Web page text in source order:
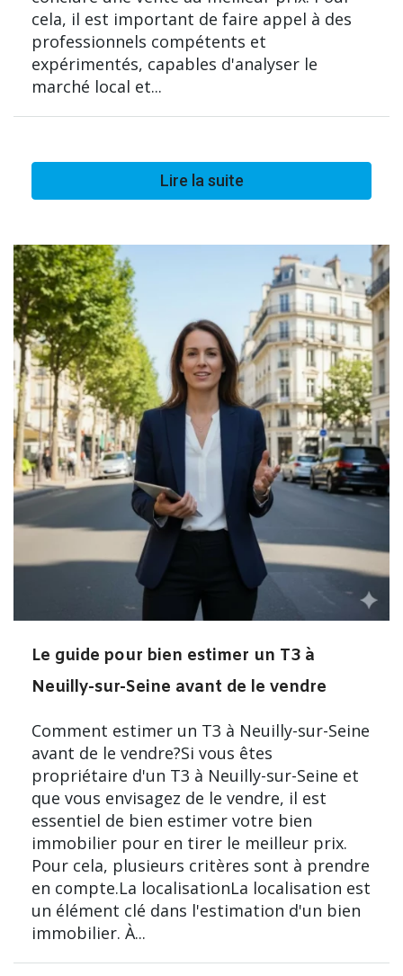
cela, il est important de faire appel à des
professionnels compétents et
expérimentés, capables d'analyser le
marché local et...
Lire la suite
Le guide pour bien estimer un T3 à
Neuilly-sur-Seine avant de le vendre
Comment estimer un T3 à Neuilly-sur-Seine
avant de le vendre?Si vous êtes
propriétaire d'un T3 à Neuilly-sur-Seine et
que vous envisagez de le vendre, il est
essentiel de bien estimer votre bien
immobilier pour en tirer le meilleur prix.
Pour cela, plusieurs critères sont à prendre
en compte.La localisationLa localisation est
un élément clé dans l'estimation d'un bien
immobilier. À...